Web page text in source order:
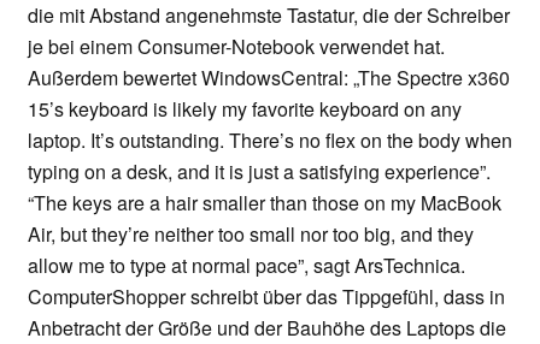
die mit Abstand angenehmste Tastatur, die der Schreiber
je bei einem Consumer-Notebook verwendet hat.
Außerdem bewertet WindowsCentral: „The Spectre x360
15’s keyboard is likely my favorite keyboard on any
laptop. It’s outstanding. There’s no flex on the body when
typing on a desk, and it is just a satisfying experience”.
“The keys are a hair smaller than those on my MacBook
Air, but they’re neither too small nor too big, and they
allow me to type at normal pace”, sagt ArsTechnica.
ComputerShopper schreibt über das Tippgefühl, dass in
Anbetracht der Größe und der Bauhöhe des Laptops die